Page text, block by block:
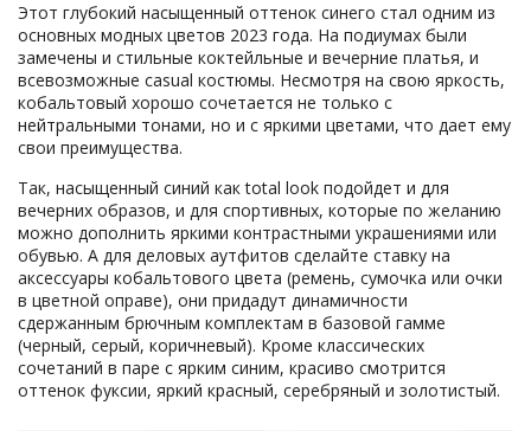
Этот глубокий насыщенный оттенок синего стал одним из
основных модных цветов 2023 года. На подиумах были
замечены и стильные коктейльные и вечерние платья, и
всевозможные casual костюмы. Несмотря на свою яркость,
кобальтовый хорошо сочетается не только с
нейтральными тонами, но и с яркими цветами, что дает ему
свои преимущества.
Так, насыщенный синий как total look подойдет и для
вечерних образов, и для спортивных, которые по желанию
можно дополнить яркими контрастными украшениями или
обувью. А для деловых аутфитов сделайте ставку на
аксессуары кобальтового цвета (ремень, сумочка или очки
в цветной оправе), они придадут динамичности
сдержанным брючным комплектам в базовой гамме
(черный, серый, коричневый). Кроме классических
сочетаний в паре с ярким синим, красиво смотрится
оттенок фуксии, яркий красный, серебряный и золотистый.